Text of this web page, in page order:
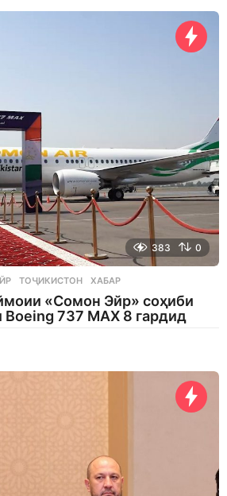
383 0
,ТОҶИКИСТОН ,ХАБАР
«Сомон Эйр» соҳиби
737 MAX 8 гардид